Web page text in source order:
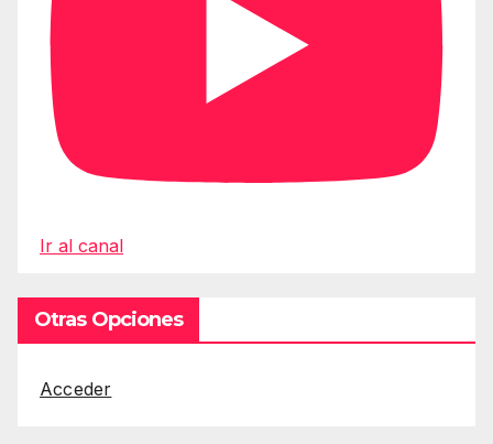
Ir al canal
Otras Opciones
Acceder